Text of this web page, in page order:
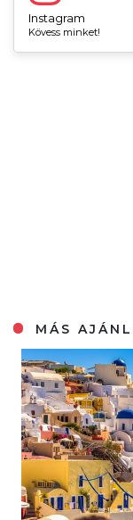
Instagram
Kövess minket!
MÁS